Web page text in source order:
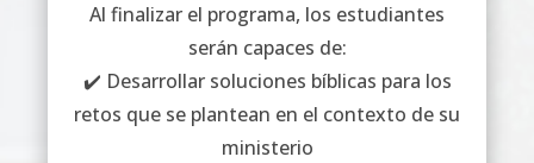
Al finalizar el programa, los estudiantes
serán capaces de:
✔️ Desarrollar soluciones bíblicas para los
retos que se plantean en el contexto de su
ministerio